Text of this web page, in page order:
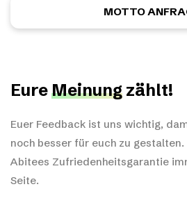
MOTTO
EureMeinung zählt!
Euer Feedback ist uns wichtig,
noch besser für euch zu
Abitees Zufriedenheitsgarantie
Seite.